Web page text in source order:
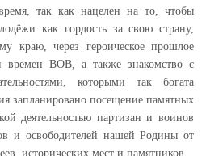
так как нацелен на то, чтобы
как гордость за свою страну,
краю, через героическое прошлое
времен ВОВ, а также знакомство с
которыми так богата
запланировано посещение памятных
деятельностью партизан и воинов
и освободителей нашей Родины от
исторических мест и памятников.